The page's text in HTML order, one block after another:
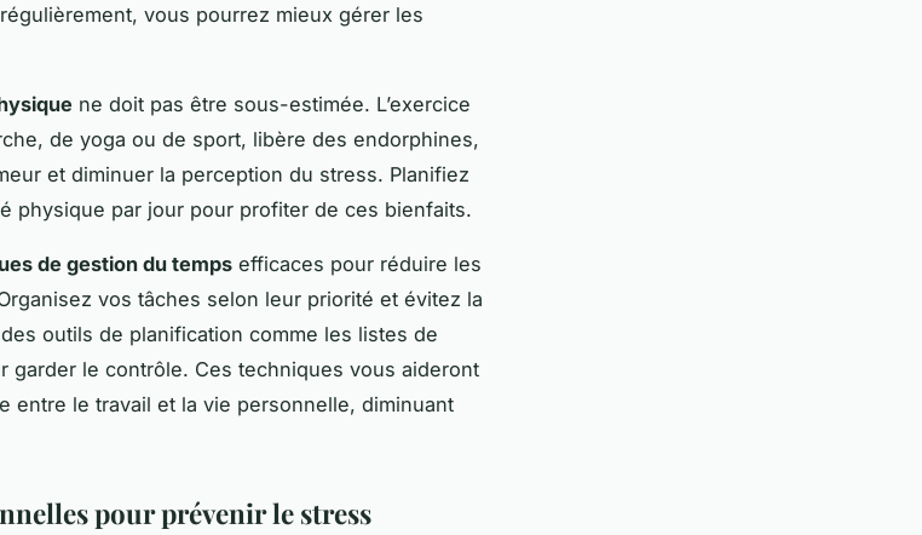
vous pourrez mieux gérer les
ne doit pas être sous-estimée. L’exercice
de yoga ou de sport, libère des endorphines,
et diminuer la perception du stress. Planifiez
physique par jour pour profiter de ces bienfaits.
de gestion du temps efficaces pour réduire les
vos tâches selon leur priorité et évitez la
outils de planification comme les listes de
garder le contrôle. Ces techniques vous aideront
entre le travail et la vie personnelle, diminuant
pour prévenir le stress